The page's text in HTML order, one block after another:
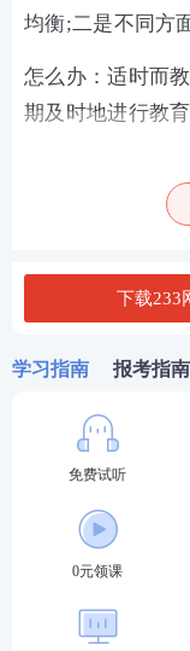
均衡;二是不同方
怎么办：适时而
期及时地进行教育
进学生的个性发展
【记忆口诀】顺
2、学生具有巨大
3、学生是处于
人来对待，就要
学生犯错误
4、学生的发展
传授，更要看到
下载233
学习指南 报考指南
免费试听
0元领课